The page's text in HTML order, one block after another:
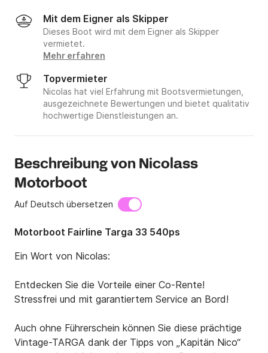
Mit dem Eigner als Skipper
Dieses Boot wird mit dem Eigner als Skipper
vermietet.
Mehr erfahren
Topvermieter
Nicolas hat viel Erfahrung mit Bootsvermietungen,
ausgezeichnete Bewertungen und bietet qualitativ
hochwertige Dienstleistungen an.
Beschreibung von Nicolass
Motorboot
Auf Deutsch übersetzen
Motorboot Fairline Targa 33 540ps
Ein Wort von Nicolas:
Entdecken Sie die Vorteile einer Co-Rente!
Stressfrei und mit garantiertem Service an Bord!
Auch ohne Führerschein können Sie diese prächtige
Vintage-TARGA dank der Tipps von „Kapitän Nico“